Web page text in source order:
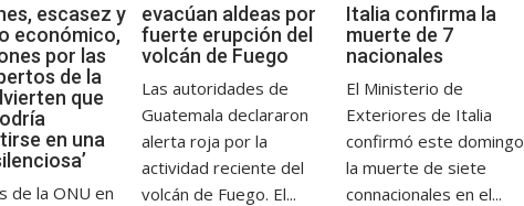
escasez y
económico,
por las
de la
que
en una
de la ONU en
evacúan aldeas por
fuerte erupción del
volcán de Fuego
Las autoridades de
Guatemala declararon
alerta roja por la
actividad reciente del
volcán de Fuego. El...
Italia confirma la
muerte de 7
nacionales
El Ministerio de
Exteriores de Italia
confirmó este domingo
la muerte de siete
connacionales en el...